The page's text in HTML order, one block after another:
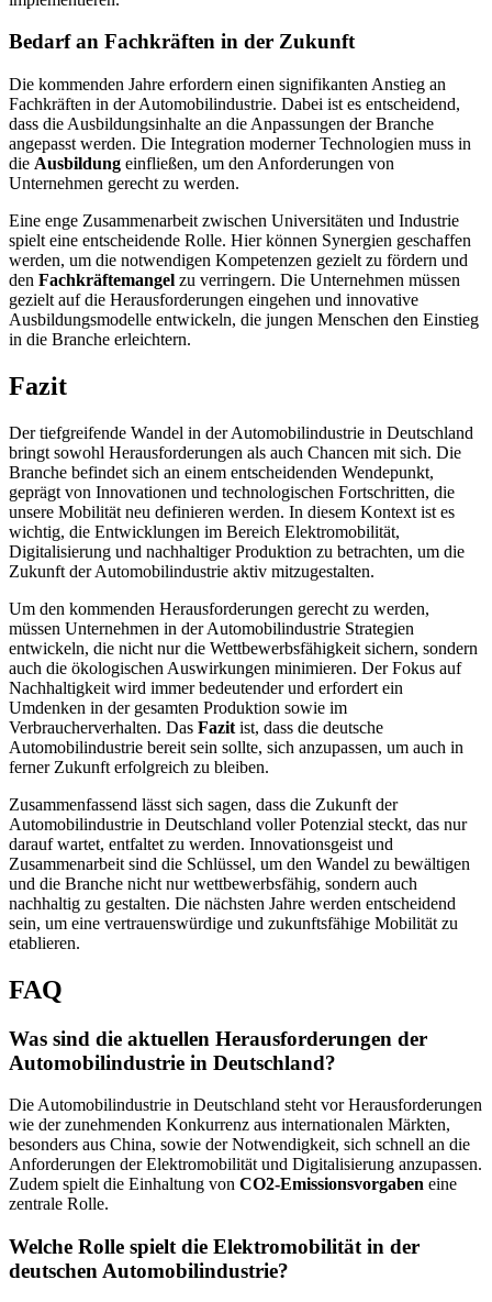
Bedarf an Fachkräften in der Zukunft
Die kommenden Jahre erfordern einen signifikanten Anstieg an
Fachkräften in der Automobilindustrie. Dabei ist es entscheidend,
dass die Ausbildungsinhalte an die Anpassungen der Branche
angepasst werden. Die Integration moderner Technologien muss in
die Ausbildung einfließen, um den Anforderungen von
Unternehmen gerecht zu werden.
Eine enge Zusammenarbeit zwischen Universitäten und Industrie
spielt eine entscheidende Rolle. Hier können Synergien geschaffen
werden, um die notwendigen Kompetenzen gezielt zu fördern und
den Fachkräftemangel zu verringern. Die Unternehmen müssen
gezielt auf die Herausforderungen eingehen und innovative
Ausbildungsmodelle entwickeln, die jungen Menschen den Einstieg
in die Branche erleichtern.
Fazit
Der tiefgreifende Wandel in der Automobilindustrie in Deutschland
bringt sowohl Herausforderungen als auch Chancen mit sich. Die
Branche befindet sich an einem entscheidenden Wendepunkt,
geprägt von Innovationen und technologischen Fortschritten, die
unsere Mobilität neu definieren werden. In diesem Kontext ist es
wichtig, die Entwicklungen im Bereich Elektromobilität,
Digitalisierung und nachhaltiger Produktion zu betrachten, um die
Zukunft der Automobilindustrie aktiv mitzugestalten.
Um den kommenden Herausforderungen gerecht zu werden,
müssen Unternehmen in der Automobilindustrie Strategien
entwickeln, die nicht nur die Wettbewerbsfähigkeit sichern, sondern
auch die ökologischen Auswirkungen minimieren. Der Fokus auf
Nachhaltigkeit wird immer bedeutender und erfordert ein
Umdenken in der gesamten Produktion sowie im
Verbraucherverhalten. Das Fazit ist, dass die deutsche
Automobilindustrie bereit sein sollte, sich anzupassen, um auch in
ferner Zukunft erfolgreich zu bleiben.
Zusammenfassend lässt sich sagen, dass die Zukunft der
Automobilindustrie in Deutschland voller Potenzial steckt, das nur
darauf wartet, entfaltet zu werden. Innovationsgeist und
Zusammenarbeit sind die Schlüssel, um den Wandel zu bewältigen
und die Branche nicht nur wettbewerbsfähig, sondern auch
nachhaltig zu gestalten. Die nächsten Jahre werden entscheidend
sein, um eine vertrauenswürdige und zukunftsfähige Mobilität zu
etablieren.
FAQ
Was sind die aktuellen Herausforderungen der
Automobilindustrie in Deutschland?
Die Automobilindustrie in Deutschland steht vor Herausforderungen
wie der zunehmenden Konkurrenz aus internationalen Märkten,
besonders aus China, sowie der Notwendigkeit, sich schnell an die
Anforderungen der Elektromobilität und Digitalisierung anzupassen.
Zudem spielt die Einhaltung von CO2-Emissionsvorgaben eine
zentrale Rolle.
Welche Rolle spielt die Elektromobilität in der
deutschen Automobilindustrie?